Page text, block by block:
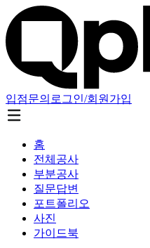
입점문의 로그인/회원가입
홈
전체공사
부분공사
질문답변
포트폴리오
사진
가이드북